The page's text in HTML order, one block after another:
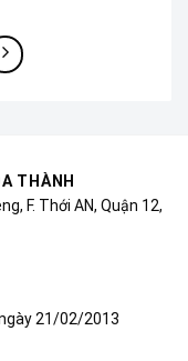
THÀNH
F. Thới AN, Quận 12,
21/02/2013